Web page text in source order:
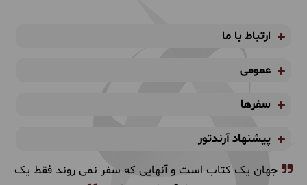
ارتباط با ما
عمومی
سفرها
پیشنهاد آرندتور
جهان یک کتاب است و آنهایی که سفر نمی روند فقط یک